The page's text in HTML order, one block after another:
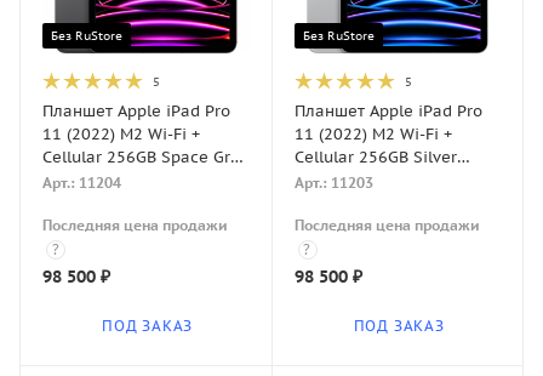
Без RuStore
5
Планшет Apple iPad Pro
11 (2022) M2 Wi-Fi +
Cellular 256GB Space Gray
(Серый космос)
Арт.: 11204
Последняя цена продажи
?
98 500 ₽
ПОД ЗАКАЗ
Без RuStore
5
Планшет Apple iPad Pro
11 (2022) M2 Wi-Fi +
Cellular 256GB Silver
(Серебристый)
Арт.: 11203
Последняя цена продажи
?
98 500₽
ПОД ЗАКАЗ